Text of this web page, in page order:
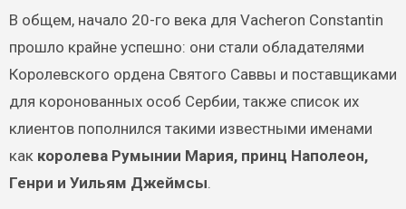
В общем, начало 20-го века для Vacheron Constantin
прошло крайне успешно: они стали обладателями
Королевского ордена Святого Саввы и поставщиками
для коронованных особ Сербии, также список их
клиентов пополнился такими известными именами
как королева Румынии Мария, принц Наполеон,
Генри и Уильям Джеймсы.